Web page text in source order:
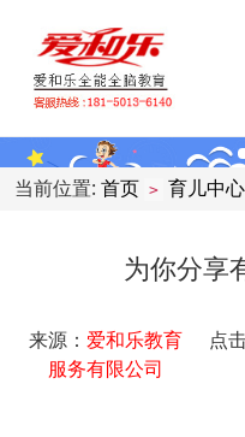
当前位置: 首页 > 育儿中心
为你分享
来源： 爱和乐教育
服务有限公司
点